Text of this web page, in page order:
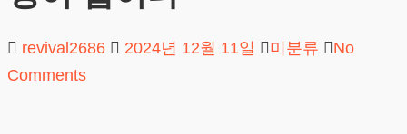
revival2686 2024년 12월 11일 미분류
No
Comments